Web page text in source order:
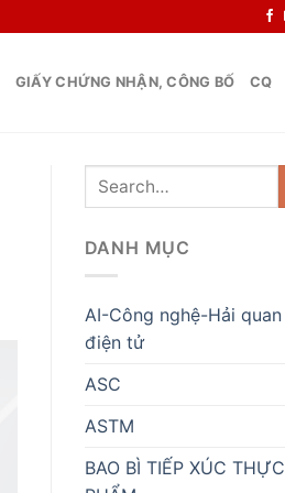
GIẤY CHỨNG NHẬN, CÔNG BỐ CQ
DANH MỤC
AI-Công nghệ-Hải quan
điện tử
ASC
ASTM
BAO BÌ TIẾP XÚC THỰC